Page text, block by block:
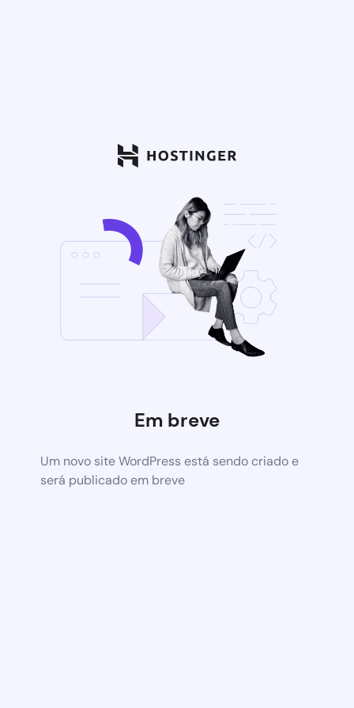
Em breve
Um novo site WordPress está sendo criado e
será publicado em breve